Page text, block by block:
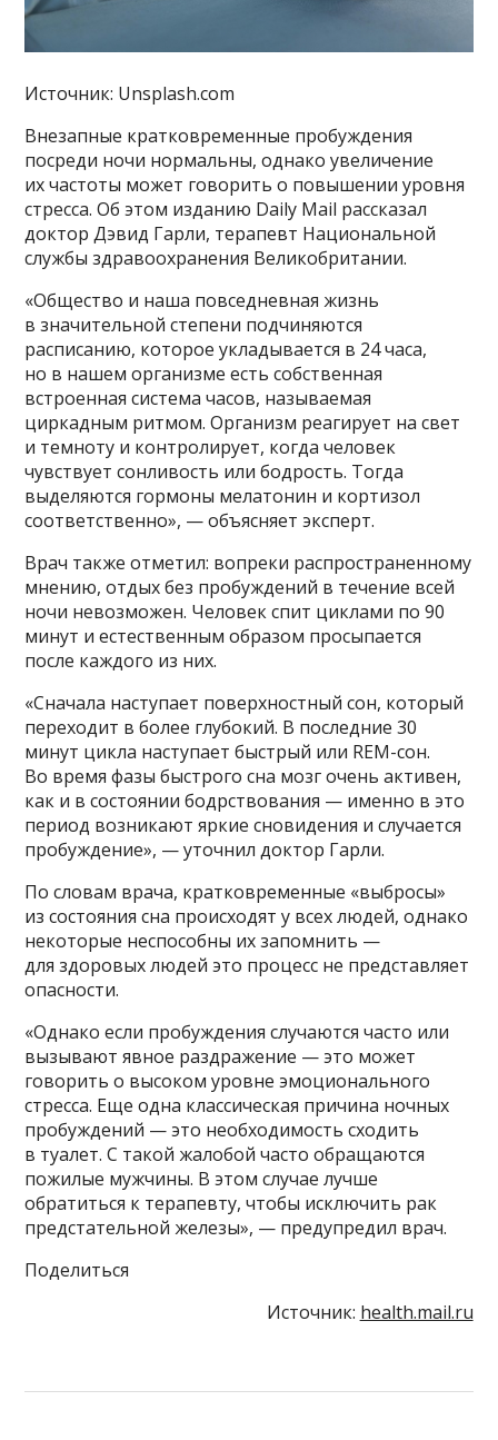
Источник: Unsplash.com
Внезапные кратковременные пробуждения
посреди ночи нормальны, однако увеличение
их частоты может говорить о повышении уровня
стресса. Об этом изданию Daily Mail рассказал
доктор Дэвид Гарли, терапевт Национальной
службы здравоохранения Великобритании.
«Общество и наша повседневная жизнь
в значительной степени подчиняются
расписанию, которое укладывается в 24 часа,
но в нашем организме есть собственная
встроенная система часов, называемая
циркадным ритмом. Организм реагирует на свет
и темноту и контролирует, когда человек
чувствует сонливость или бодрость. Тогда
выделяются гормоны мелатонин и кортизол
соответственно», — объясняет эксперт.
Врач также отметил: вопреки распространенному
мнению, отдых без пробуждений в течение всей
ночи невозможен. Человек спит циклами по 90
минут и естественным образом просыпается
после каждого из них.
«Сначала наступает поверхностный сон, который
переходит в более глубокий. В последние 30
минут цикла наступает быстрый или REM-сон.
Во время фазы быстрого сна мозг очень активен,
как и в состоянии бодрствования — именно в это
период возникают яркие сновидения и случается
пробуждение», — уточнил доктор Гарли.
По словам врача, кратковременные «выбросы»
из состояния сна происходят у всех людей, однако
некоторые неспособны их запомнить —
для здоровых людей это процесс не представляет
опасности.
«Однако если пробуждения случаются часто или
вызывают явное раздражение — это может
говорить о высоком уровне эмоционального
стресса. Еще одна классическая причина ночных
пробуждений — это необходимость сходить
в туалет. С такой жалобой часто обращаются
пожилые мужчины. В этом случае лучше
обратиться к терапевту, чтобы исключить рак
предстательной железы», — предупредил врач.
Поделиться
Источник: health.mail.ru